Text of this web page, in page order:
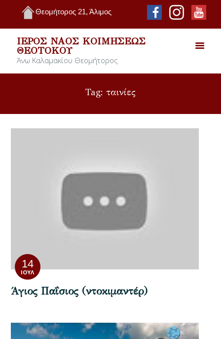
Θεομήτορος 21, Άλιμος
ΙΕΡΌΣ ΝΑΌΣ ΚΟΙΜΉΣΕΩΣ
ΘΕΟΤΌΚΟΥ
Άνω Καλαμακίου Θεομήτορος
Tag: ταινίες
14
ΙΟΎΛ
Άγιος Παΐσιος (ντοκιμαντέρ)